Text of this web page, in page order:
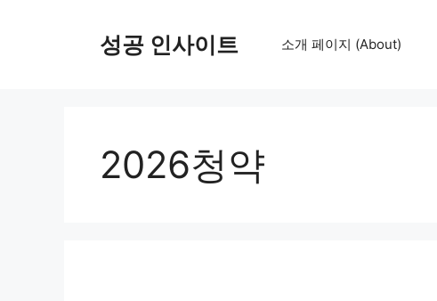
성공 인사이트 소개 페이지 (About)
2026청약